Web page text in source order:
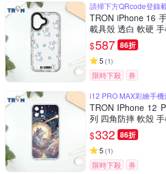
請掃下方QRcode登錄
TRON iPhone 16
載具殼 透白 軟硬
$587 86折
5 (1)
限時下殺
券
i12 PRO MAX彩繪手機
TRON IPhone 12
列 四角防摔 軟殼
$332 86折
5 (1)
限時下殺 券